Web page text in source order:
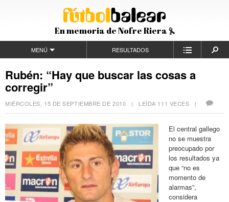
En memoria de Nofre Riera
MENÚ RESULTADOS
Rubén: “Hay que buscar las cosas a
corregir”
MIÉRCOLES, 15 DE SEPTIEMBRE DE 2010 | LEÍDA 111 VECES |
El central gallego
no se muestra
preocupado por
los resultados ya
que “no es
momento de
alarmas”,
considera